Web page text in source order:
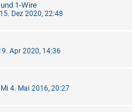
1-Wire
Dez 2020, 22:48
Apr 2020, 14:36
Mi 4. Mai 2016, 20:27